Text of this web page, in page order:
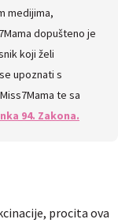
medijima,
dopušteno je
koji želi
upoznati s
te sa
94. Zakona.
procita ova